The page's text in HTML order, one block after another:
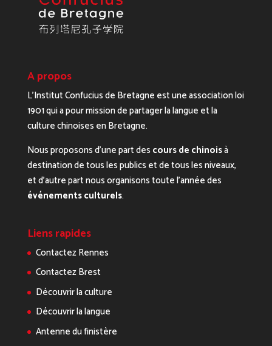
A propos
L’Institut Confucius de Bretagne est une association loi
1901 qui a pour mission de partager la langue et la
culture chinoises en Bretagne.
Nous proposons d’une part des cours de chinoisà
destination de tous les publics et de tous les niveaux,
et d’autre part nous organisons toute l’année des
événements culturels.
Liens rapides
Contactez Rennes
Contactez Brest
Découvrir la culture
Découvrir la langue
Antenne du finistère